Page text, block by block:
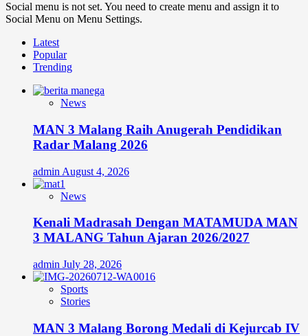
Social menu is not set. You need to create menu and assign it to
Social Menu on Menu Settings.
Latest
Popular
Trending
News
MAN 3 Malang Raih Anugerah Pendidikan
Radar Malang 2026
admin August 4, 2026
News
Kenali Madrasah Dengan MATAMUDA MAN
3 MALANG Tahun Ajaran 2026/2027
admin July 28, 2026
Sports
Stories
MAN 3 Malang Borong Medali di Kejurcab IV